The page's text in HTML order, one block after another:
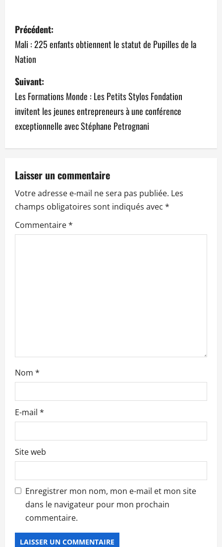
N
a
v
i
g
a
t
i
o
n
d
c
l
e
Précédent:
Mali : 225 enfants obtiennent le statut de Pupilles de la
Nation
Suivant:
Les Formations Monde : Les Petits Stylos Fondation
invitent les jeunes entrepreneurs à une conférence
exceptionnelle avec Stéphane Petrognani
Laisser un commentaire
Votre adresse e-mail ne sera pas publiée. Les
champs obligatoires sont indiqués avec *
Commentaire*
Nom *
E-mail *
Site web
Enregistrer mon nom, mon e-mail et mon site
dans le navigateur pour mon prochain
commentaire.